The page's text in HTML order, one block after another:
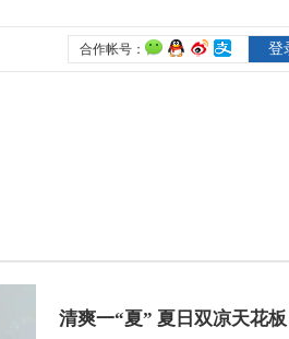
（20110627）
(20110624)
2011-06-24 23:12:32
清爽一“夏” 夏日双凉天花板